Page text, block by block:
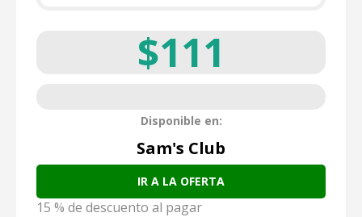
$111
Disponible en:
Sam's Club
IR A LA OFERTA
15 % de descuento al pagar